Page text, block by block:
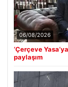
06/08/2026
‘Çerçeve
paylaşım